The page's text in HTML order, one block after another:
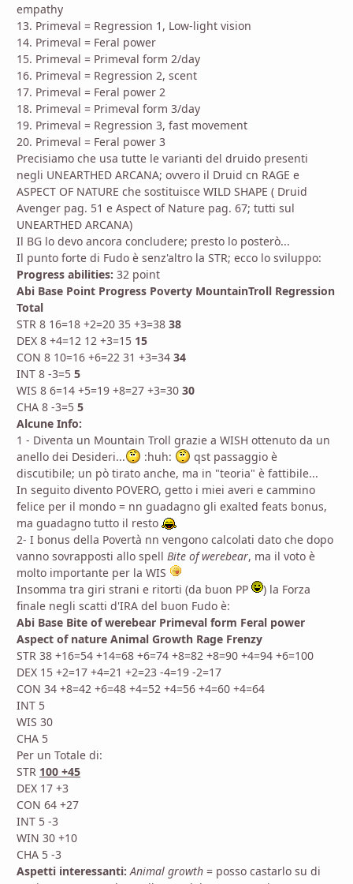
empathy
13. Primeval = Regression 1, Low-light vision
14. Primeval = Feral power
15. Primeval = Primeval form 2/day
16. Primeval = Regression 2, scent
17. Primeval = Feral power 2
18. Primeval = Primeval form 3/day
19. Primeval = Regression 3, fast movement
20. Primeval = Feral power 3
Precisiamo che usa tutte le varianti del druido presenti
negli UNEARTHED ARCANA; ovvero il Druid cn RAGE e
ASPECT OF NATURE che sostituisce WILD SHAPE ( Druid
Avenger pag. 51 e Aspect of Nature pag. 67; tutti sul
UNEARTHED ARCANA)
Il BG lo devo ancora concludere; presto lo posterò...
Il punto forte di Fudo è senz'altro la STR; ecco lo sviluppo:
Progress abilities: 32 point
Abi Base Point Progress Poverty MountainTroll Regression
Total
STR 8 16=18 +2=20 35 +3=38 38
DEX 8 +4=12 12 +3=15 15
CON 8 10=16 +6=22 31 +3=34 34
INT 8 -3=5 5
WIS 8 6=14 +5=19 +8=27 +3=30 30
CHA 8 -3=5 5
Alcune Info:
1 - Diventa un Mountain Troll grazie a WISH ottenuto da un
anello dei Desideri...
:huh:
qst passaggio è
discutibile; un pò tirato anche, ma in "teoria" è fattibile...
In seguito divento POVERO, getto i miei averi e cammino
felice per il mondo = nn guadagno gli exalted feats bonus,
ma guadagno tutto il resto
2- I bonus della Povertà nn vengono calcolati dato che dopo
vanno sovrapposti allo spell Bite of werebear, ma il voto è
molto importante per la WIS
Insomma tra giri strani e ritorti (da buon PP
) la Forza
finale negli scatti d'IRA del buon Fudo è:
Abi Base Bite of werebear Primeval form Feral power
Aspect of nature Animal Growth Rage Frenzy
STR 38 +16=54 +14=68 +6=74 +8=82 +8=90 +4=94 +6=100
DEX 15 +2=17 +4=21 +2=23 -4=19 -2=17
CON 34 +8=42 +6=48 +4=52 +4=56 +4=60 +4=64
INT 5
WIS 30
CHA 5
Per un Totale di:
STR 100 +45
DEX 17 +3
CON 64 +27
INT 5 -3
WIN 30 +10
CHA 5 -3
Aspetti interessanti: Animal growth = posso castarlo su di